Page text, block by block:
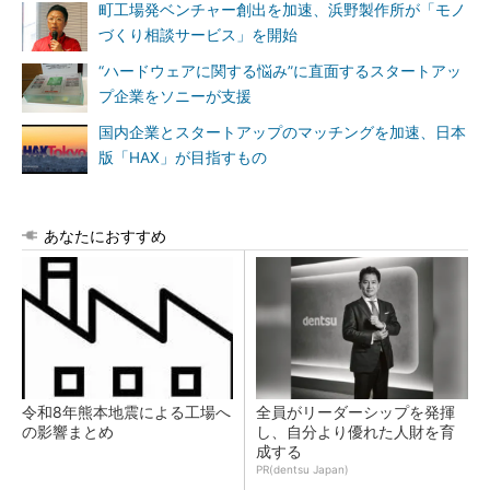
町工場発ベンチャー創出を加速、浜野製作所が「モノ
づくり相談サービス」を開始
“ハードウェアに関する悩み”に直面するスタートアッ
プ企業をソニーが支援
国内企業とスタートアップのマッチングを加速、日本
版「HAX」が目指すもの
あなたにおすすめ
令和8年熊本地震による工場へ
の影響まとめ
全員がリーダーシップを発揮
し、自分より優れた人財を育
成する
PR(dentsu Japan)